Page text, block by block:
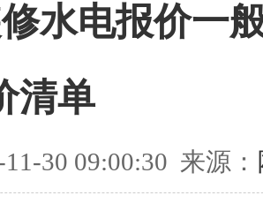
水电报价一
清单
30 09:00:30 来源：